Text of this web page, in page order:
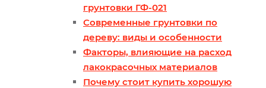
грунтовки ГФ-021
Современные грунтовки по
дереву: виды и особенности
Факторы, влияющие на расход
лакокрасочных материалов
Почему стоит купить хорошую